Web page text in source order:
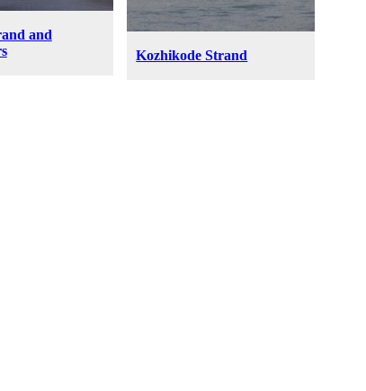
Kozhikode Strand
and